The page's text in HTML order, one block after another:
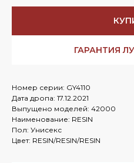
ГАРАНТИЯ
Номер серии: GY4110
Дата дропа: 17.12.2021
Выпущено моделей: 42000
Наименование: RESIN
Пол: Унисекс
Цвет: RESIN/RESIN/RESIN